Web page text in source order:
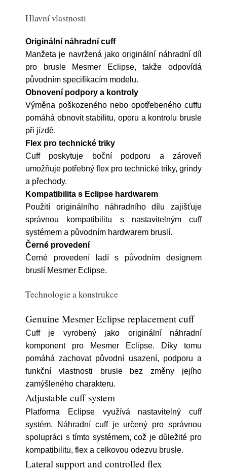
Hlavní vlastnosti
Originální náhradní cuff
Manžeta je navržená jako originální náhradní díl
pro brusle Mesmer Eclipse, takže odpovídá
původním specifikacím modelu.
Obnovení podpory a kontroly
Výměna poškozeného nebo opotřebeného cuffu
pomáhá obnovit stabilitu, oporu a kontrolu brusle
při jízdě.
Flex pro technické triky
Cuff poskytuje boční podporu a zároveň
umožňuje potřebný flex pro technické triky, grindy
a přechody.
Kompatibilita s Eclipse hardwarem
Použití originálního náhradního dílu zajišťuje
správnou kompatibilitu s nastavitelným cuff
systémem a původním hardwarem bruslí.
Černé provedení
Černé provedení ladí s původním designem
bruslí Mesmer Eclipse.
Technologie a konstrukce
Genuine Mesmer Eclipse replacement cuff
Cuff je vyrobený jako originální náhradní
komponent pro Mesmer Eclipse. Díky tomu
pomáhá zachovat původní usazení, podporu a
funkční vlastnosti brusle bez změny jejího
zamýšleného charakteru.
Adjustable cuff system
Platforma Eclipse využívá nastavitelný cuff
systém. Náhradní cuff je určený pro správnou
spolupráci s tímto systémem, což je důležité pro
kompatibilitu, flex a celkovou odezvu brusle.
Lateral support and controlled flex